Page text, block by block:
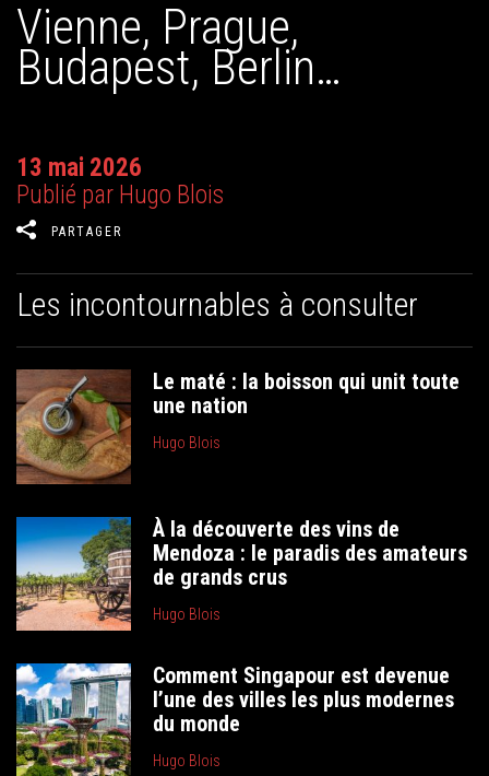
Vienne, Prague,
Budapest, Berlin…
13 mai 2026
Publié par Hugo Blois
PARTAGER
Les incontournables à consulter
Le maté : la boisson qui unit toute
une nation
Hugo Blois
À la découverte des vins de
Mendoza : le paradis des amateurs
de grands crus
Hugo Blois
Comment Singapour est devenue
l’une des villes les plus modernes
du monde
Hugo Blois